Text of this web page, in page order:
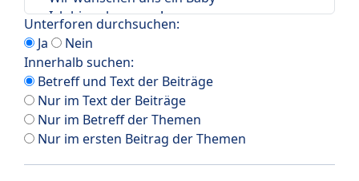
Unterforen durchsuchen:
Ja
Nein
Innerhalb suchen:
Betreff und Text der Beiträge
Nur im Text der Beiträge
Nur im Betreff der Themen
Nur im ersten Beitrag der Themen